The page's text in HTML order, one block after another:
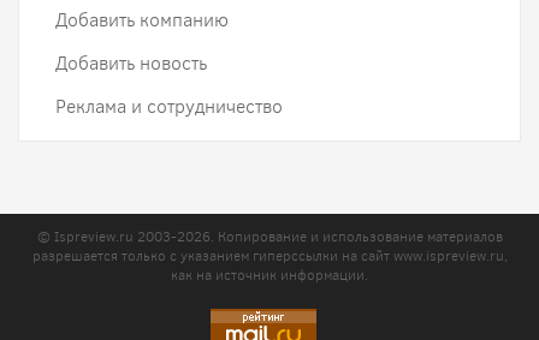
Добавить компанию
Добавить новость
Реклама и сотрудничество
© Ispreview.ru 2003-2026. Копирование и использование материалов
разрешается только с указанием гиперссылки на сайтwww.ispreview.ru,
как на источник информации.